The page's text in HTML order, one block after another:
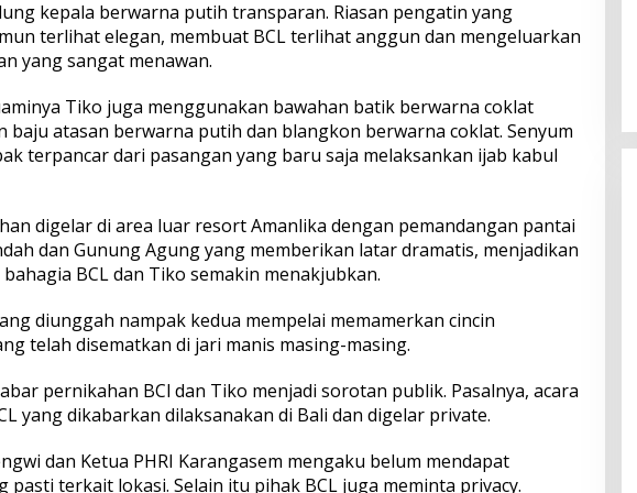
B
a
i
i
m
u
kepala berwarna putih transparan. Riasan pengatin yang
terlihat elegan, membuat BCL terlihat anggun dan mengeluarkan
yang sangat menawan.
Tiko juga menggunakan bawahan batik berwarna coklat
baju atasan berwarna putih dan blangkon berwarna coklat. Senyum
terpancar dari pasangan yang baru saja melaksankan ijab kabul
digelar di area luar resort Amanlika dengan pemandangan pantai
dan Gunung Agung yang memberikan latar dramatis, menjadikan
BCL dan Tiko semakin menakjubkan.
diunggah nampak kedua mempelai memamerkan cincin
telah disematkan di jari manis masing-masing.
pernikahan BCl dan Tiko menjadi sorotan publik. Pasalnya, acara
yang dikabarkan dilaksanakan di Bali dan digelar private.
dan Ketua PHRI Karangasem mengaku belum mendapat
pasti terkait lokasi. Selain itu pihak BCL juga meminta privacy.
Perkuat Ekosistem Pariwisata
Dibuka di KEK Kura Kura